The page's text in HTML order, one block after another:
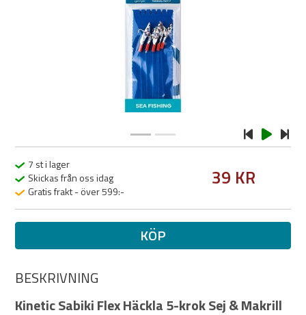
7 st i lager
Skickas från oss idag
Gratis frakt - över 599:-
39 KR
KÖP
BESKRIVNING
Kinetic Sabiki Flex Häckla 5-krok Sej & Makrill